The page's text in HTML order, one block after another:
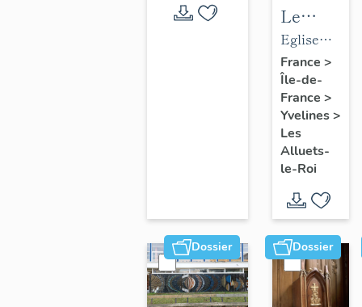
Le
mobilier
de
l'église
Saint-
Nicolas
Eglise
paroissiale
Saint-
Nicolas
France >
Île-de-
France >
Yvelines>
Les
Alluets-
le-Roi
Dossier Dossier